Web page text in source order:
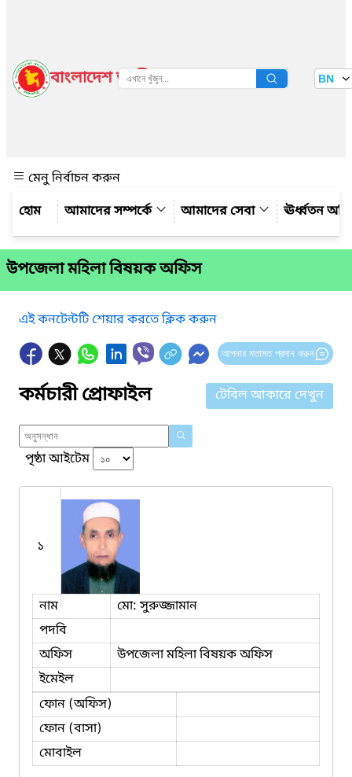
বাংলাদেশ জাতীয় তথ্য বাতায়ন BN
মেনু নির্বাচন করুন
আমাদের সম্পর্কে
আমাদের সেবা ঊর্ধ্বতন
উপজেলা মহিলা বিষয়ক অফিস
এই কনটেন্টটি শেয়ার করতে ক্লিক করুন
আপনার মতামত প্রদান করুন
কর্মচারী প্রোফাইল টেবিল আকারে দেখুন
পৃষ্ঠা আইটেম
১
নাম
মো: সুরুজ্জামান
পদবি
অফিস
উপজেলা মহিলা বিষয়ক অফিস
ইমেইল
ফোন (অফিস)
ফোন (বাসা)
মোবাইল